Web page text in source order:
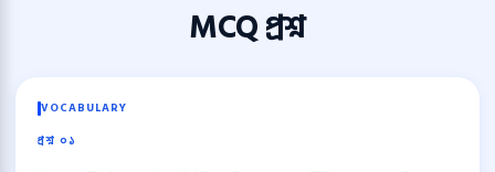
MCQপ্রশ্ন
VOCABULARY
প্রশ্ন ০১